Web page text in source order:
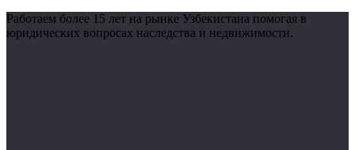
Работаем более 15 лет на рынке Узбекистана помогая в
юридических вопросах наследства и недвижимости.